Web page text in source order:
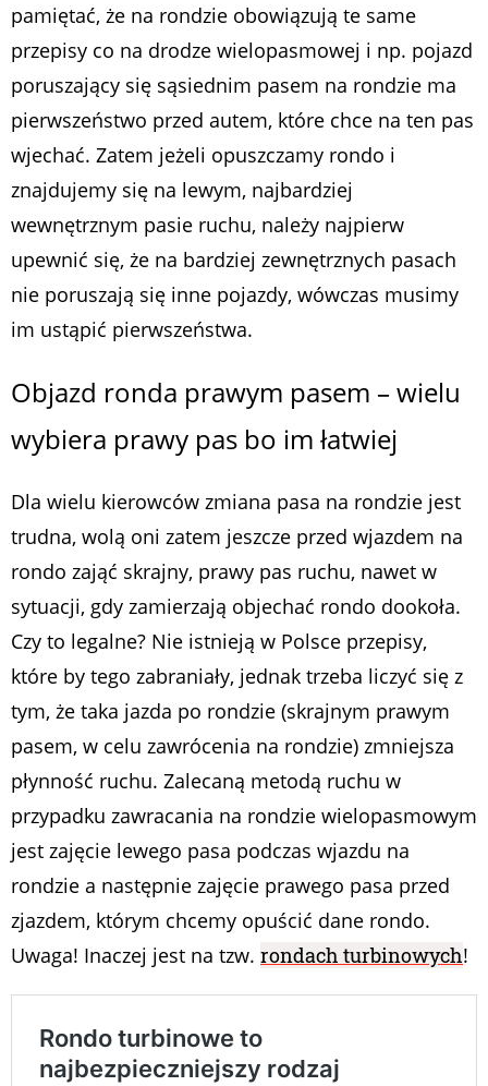
pamiętać, że na rondzie obowiązują te same
przepisy co na drodze wielopasmowej i np. pojazd
poruszający się sąsiednim pasem na rondzie ma
pierwszeństwo przed autem, które chce na ten pas
wjechać. Zatem jeżeli opuszczamy rondo i
znajdujemy się na lewym, najbardziej
wewnętrznym pasie ruchu, należy najpierw
upewnić się, że na bardziej zewnętrznych pasach
nie poruszają się inne pojazdy, wówczas musimy
im ustąpić pierwszeństwa.
Objazd ronda prawym pasem – wielu
wybiera prawy pas bo im łatwiej
Dla wielu kierowców zmiana pasa na rondzie jest
trudna, wolą oni zatem jeszcze przed wjazdem na
rondo zająć skrajny, prawy pas ruchu, nawet w
sytuacji, gdy zamierzają objechać rondo dookoła.
Czy to legalne? Nie istnieją w Polsce przepisy,
które by tego zabraniały, jednak trzeba liczyć się z
tym, że taka jazda po rondzie (skrajnym prawym
pasem, w celu zawrócenia na rondzie) zmniejsza
płynność ruchu. Zalecaną metodą ruchu w
przypadku zawracania na rondzie wielopasmowym
jest zajęcie lewego pasa podczas wjazdu na
rondzie a następnie zajęcie prawego pasa przed
zjazdem, którym chcemy opuścić dane rondo.
Uwaga! Inaczej jest na tzw. rondach turbinowych!